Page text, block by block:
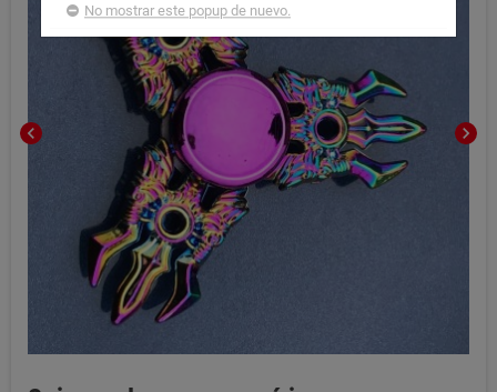
chevron_left chevron_right
No mostrar este popup de nuevo.